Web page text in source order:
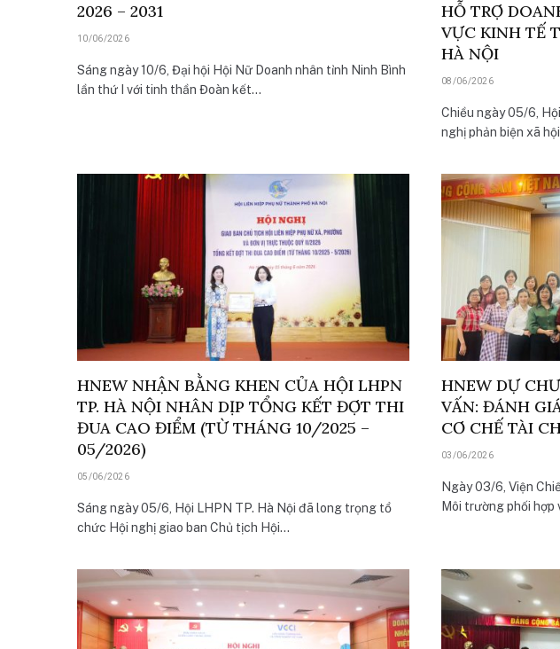
2026 – 2031
10/06/2026
Sáng ngày 10/6, Đại hội Hội Nữ Doanh nhân tỉnh Ninh Bình
lần thứ I với tinh thần Đoàn kết…
HỖ TRỢ
VỰC KINH TẾ
HÀ NỘI
08/06/2026
Chiều ngày 05/6,
nghị phản biện xã
HNEW NHẬN BẰNG KHEN CỦA HỘI LHPN
TP. HÀ NỘI NHÂN DỊP TỔNG KẾT ĐỢT THI
ĐUA CAO ĐIỂM (TỪ THÁNG 10/2025 –
05/2026)
05/06/2026
Sáng ngày 05/6, Hội LHPN TP. Hà Nội đã long trọng tổ
chức Hội nghị giao ban Chủ tịch Hội…
HNEW DỰ
VẤN: ĐÁNH
CƠ CHẾ TÀI
03/06/2026
Ngày 03/6, Viện
Môi trường phối